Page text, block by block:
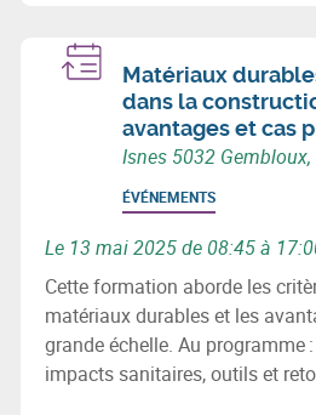
Matériaux
dans la
avantages et cas
Isnes 5032
ÉVÉNEMENTS
Le 13 mai 2025 de 08:45 à
Cette formation aborde les
matériaux durables et les
grande échelle. Au programme
impacts sanitaires, outils et